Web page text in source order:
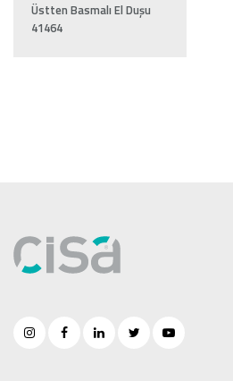
Üstten Basmalı El Duşu
41464